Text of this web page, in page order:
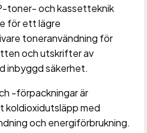
toner- och kassetteknik
för ett lägre
toneranvändning för
och utskrifter av
inbyggd säkerhet.
-förpackningar är
koldioxidutsläpp med
och energiförbrukning.